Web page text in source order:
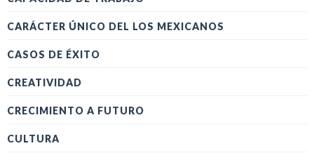
CARÁCTER ÚNICO DEL LOS MEXICANOS
CASOS DE ÉXITO
CREATIVIDAD
CRECIMIENTO A FUTURO
CULTURA